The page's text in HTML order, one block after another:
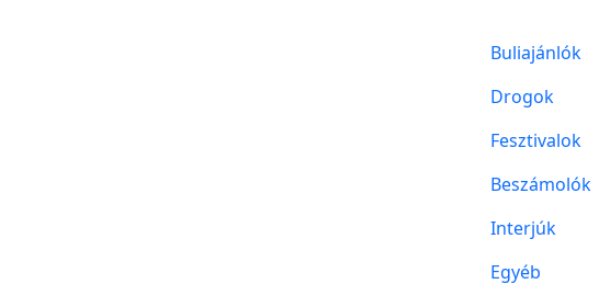
Buliajánlók
Drogok
Fesztivalok
Beszámolók
Interjúk
Egyéb